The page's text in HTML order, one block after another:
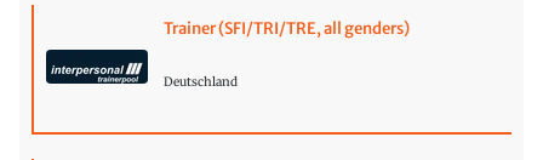
Trainer (SFI/TRI/TRE, all genders)
Deutschland